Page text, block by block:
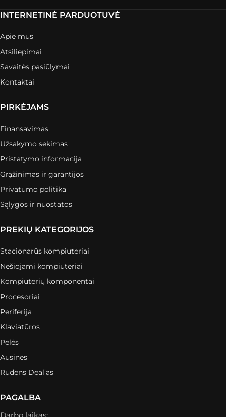
INTERNETINĖ PARDUOTUVĖ
Apie mus
Atsiliepimai
Savaitės pasiūlymai
Kontaktai
PIRKĖJAMS
Finansavimas
Užsakymo sekimas
Pristatymo informacija
Grąžinimas ir garantijos
Privatumo politika
Sąlygos ir nuostatos
PREKIŲ KATEGORIJOS
Stacionarūs kompiuteriai
Nešiojami kompiuteriai
Kompiuterių komponentai
Procesoriai
Periferija
Klaviatūros
Pelės
Ausinės
Rudens Deal’as
PAGALBA